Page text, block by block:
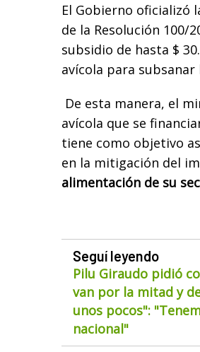
El Gobierno oficializó
de la Resolución 100/
subsidio de hasta $
avícola para
De esta manera, el
avícola que se
tiene como objetivo
en la mitigación del
alimentación de su
Seguí leyendo
Pilu Giraudo pidió
van por la mitad y
unos pocos":
nacional"